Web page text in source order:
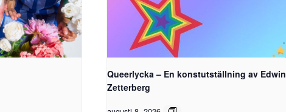
Queerlycka – En konstutställning av Edwin
Zetterberg